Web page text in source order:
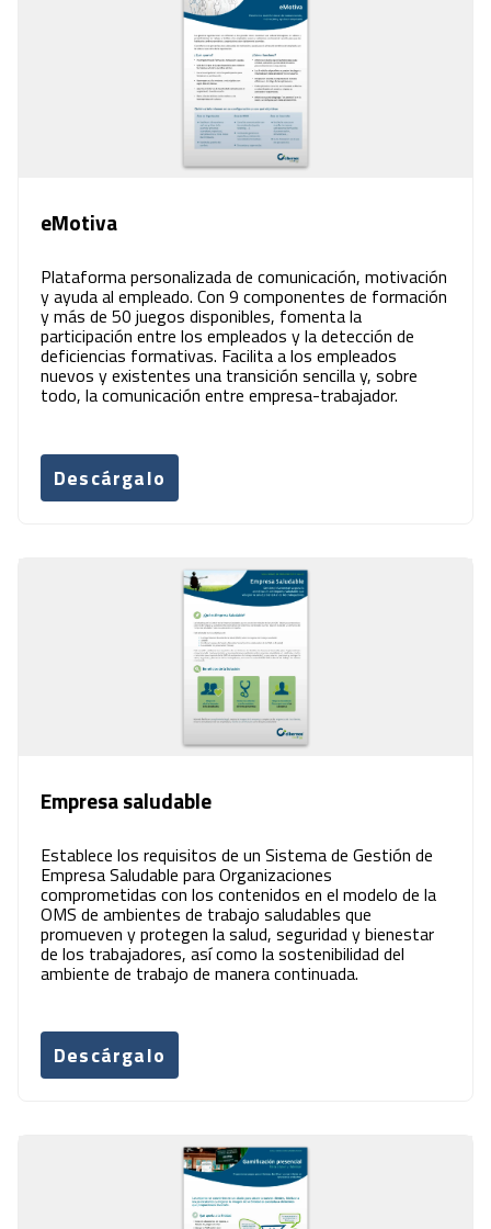
eMotiva
Plataforma personalizada de comunicación, motivación
y ayuda al empleado. Con 9 componentes de formación
y más de 50 juegos disponibles, fomenta la
participación entre los empleados y la detección de
deficiencias formativas. Facilita a los empleados
nuevos y existentes una transición sencilla y, sobre
todo, la comunicación entre empresa-trabajador.
Descárgalo
Empresa saludable
Establece los requisitos de un Sistema de Gestión de
Empresa Saludable para Organizaciones
comprometidas con los contenidos en el modelo de la
OMS de ambientes de trabajo saludables que
promueven y protegen la salud, seguridad y bienestar
de los trabajadores, así como la sostenibilidad del
ambiente de trabajo de manera continuada.
Descárgalo